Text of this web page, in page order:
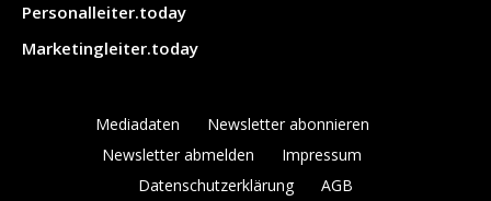
Personalleiter.today
Marketingleiter.today
Mediadaten
Newsletter abonnieren
Newsletter abmelden
Impressum
Datenschutzerklärung
AGB